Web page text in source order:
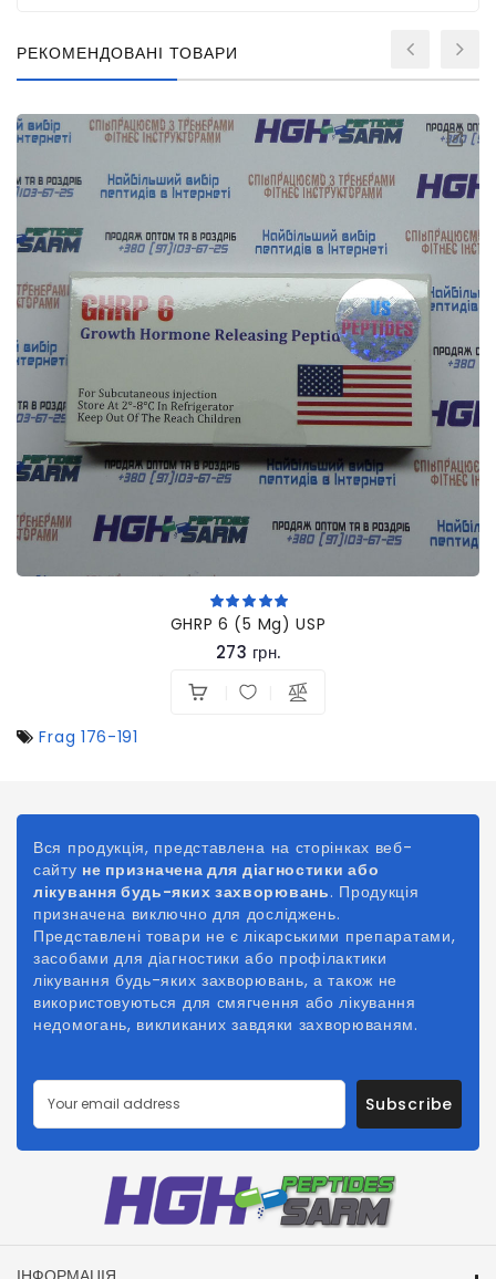
РЕКОМЕНДОВАНІ ТОВАРИ
GHRP 6 (5 Mg) USP
273 грн.
Frag 176-191
Вся продукція, представлена на сторінках веб-
сайту не призначена для діагностики або
лікування будь-яких захворювань. Продукція
призначена виключно для досліджень.
Представлені товари не є лікарськими препаратами,
засобами для діагностики або профілактики
лікування будь-яких захворювань, а також не
використовуються для смягчення або лікування
недомогань, викликанихзавдяки захворюваням.
Subscribe